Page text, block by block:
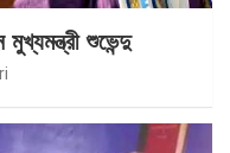
মুখ্যমন্ত্রী শুভেন্দু